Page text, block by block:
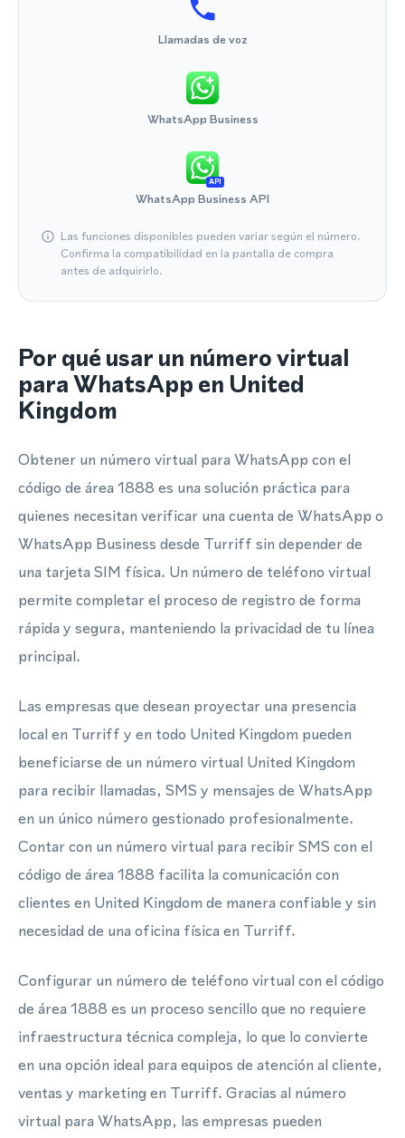
Llamadas de voz
WhatsApp Business
API
WhatsApp Business API
Las funciones disponibles pueden variar según el número.
Confirma la compatibilidad en la pantalla de compra
antes de adquirirlo.
Por qué usar un número virtual
para WhatsApp en United
Kingdom
Obtener un número virtual para WhatsApp con el
código de área 1888 es una solución práctica para
quienes necesitan verificar una cuenta de WhatsApp o
WhatsApp Business desde Turriff sin depender de
una tarjeta SIM física. Un número de teléfono virtual
permite completar el proceso de registro de forma
rápida y segura, manteniendo la privacidad de tu línea
principal.
Las empresas que desean proyectar una presencia
local en Turriff y en todo United Kingdom pueden
beneficiarse de un número virtual United Kingdom
para recibir llamadas, SMS y mensajes de WhatsApp
en un único número gestionado profesionalmente.
Contar con un número virtual para recibir SMS con el
código de área 1888 facilita la comunicación con
clientes en United Kingdom de manera confiable y sin
necesidad de una oficina física en Turriff.
Configurar un número de teléfono virtual con el código
de área 1888 es un proceso sencillo que no requiere
infraestructura técnica compleja, lo que lo convierte
en una opción ideal para equipos de atención al cliente,
ventas y marketing en Turriff. Gracias al número
virtual para WhatsApp, las empresas pueden